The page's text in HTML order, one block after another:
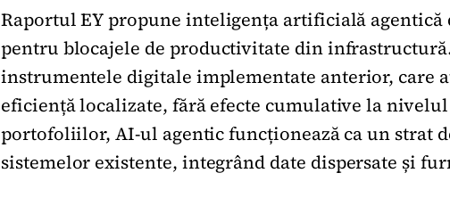
Raportul EY propune inteligența artificială
pentru blocajele de productivitate din
instrumentele digitale implementate anterior, care
eficiență localizate, fără efecte cumulative la
portofoliilor, AI-ul agentic funcționează ca un strat
sistemelor existente, integrând date dispersate și